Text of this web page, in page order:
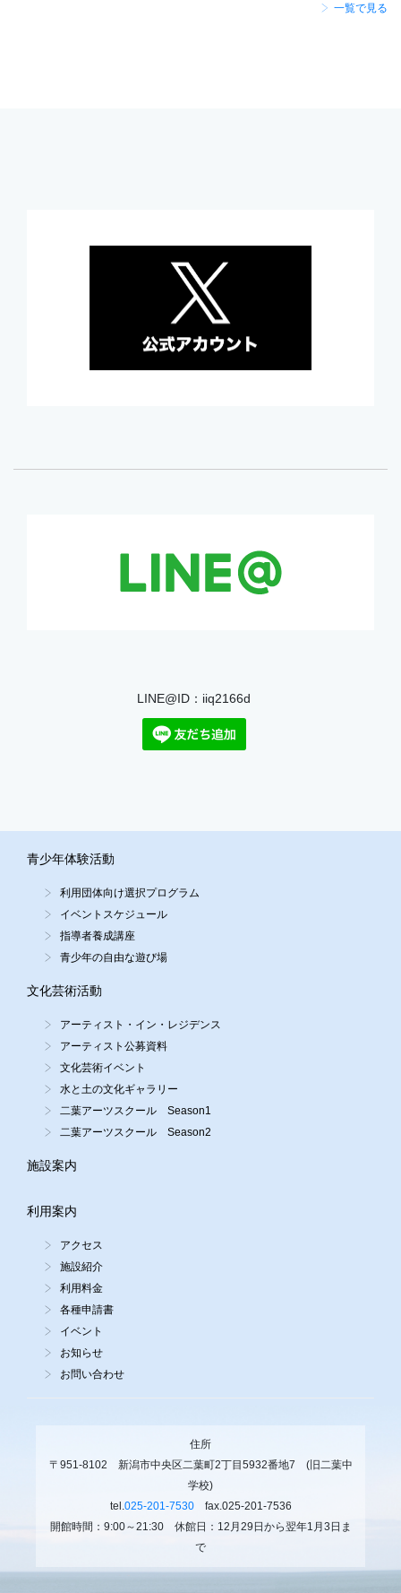
一覧で見る
LINE@ID：iiq2166d
青少年体験活動
利用団体向け選択プログラム
イベントスケジュール
指導者養成講座
青少年の自由な遊び場
文化芸術活動
アーティスト・イン・レジデンス
アーティスト公募資料
文化芸術イベント
水と土の文化ギャラリー
二葉アーツスクール Season1
二葉アーツスクール Season2
施設案内
利用案内
アクセス
施設紹介
利用料金
各種申請書
イベント
お知らせ
お問い合わせ
住所
〒951-8102 新潟市中央区二葉町2丁目5932番地7 (旧二葉中
学校)
tel.025-201-7530fax.025-201-7536
開館時間：9:00～21:30 休館日：12月29日から翌年1月3日ま
で